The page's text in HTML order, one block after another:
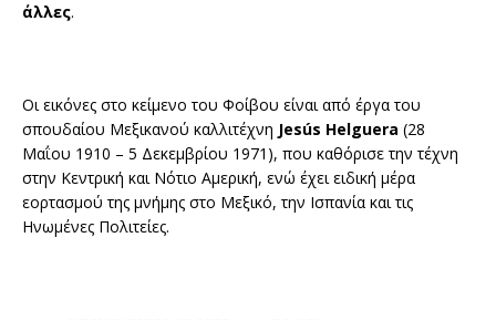
άλλες.
Οι εικόνες στο κείμενο του Φοίβου είναι από έργα του
σπουδαίου Μεξικανού καλλιτέχνη Jesús Helguera (28
Μαΐου 1910 – 5 Δεκεμβρίου 1971), που καθόρισε την τέχνη
στην Κεντρική και Νότιο Αμερική, ενώ έχει ειδική μέρα
εορτασμού της μνήμης στο Μεξικό, την Ισπανία και τις
Ηνωμένες Πολιτείες.